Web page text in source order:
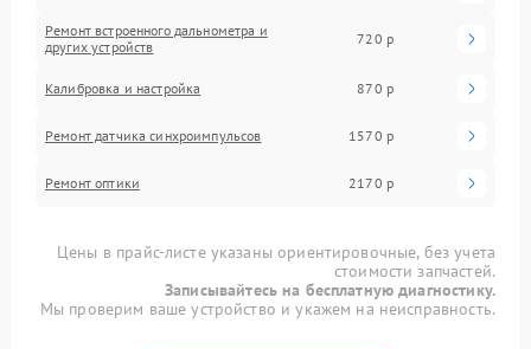
Ремонт встроенного дальнометра и
других устройств
720 р
Калибровка и настройка 870 р
Ремонт датчика синхроимпульсов 1570 р
Ремонт оптики 2170 р
Цены в прайс-листе указаны ориентировочные, без учета
стоимости запчастей.
Записывайтесь на бесплатную диагностику.
Мы проверим ваше устройство и укажем на неисправность.